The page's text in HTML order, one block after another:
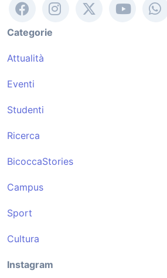
Categorie
Attualità
Eventi
Studenti
Ricerca
BicoccaStories
Campus
Sport
Cultura
Instagram